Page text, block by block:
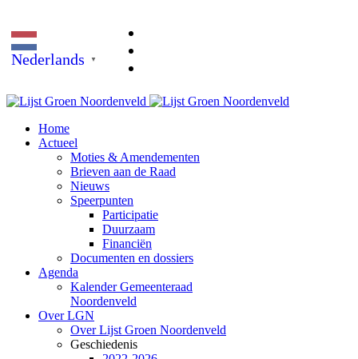
Nederlands ▼
Home
Actueel
Moties & Amendementen
Brieven aan de Raad
Nieuws
Speerpunten
Participatie
Duurzaam
Financiën
Documenten en dossiers
Agenda
Kalender Gemeenteraad
Noordenveld
Over LGN
Over Lijst Groen Noordenveld
Geschiedenis